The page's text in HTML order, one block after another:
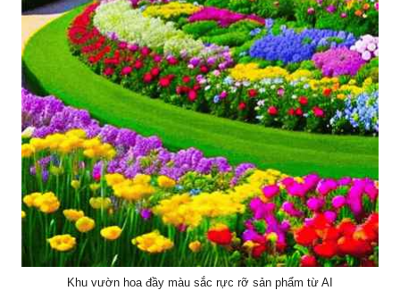
Khu vườn hoa đầy màu sắc rực rỡ sản phẩm từ AI